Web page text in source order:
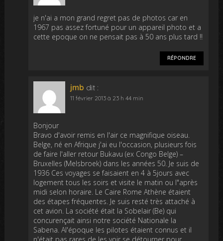
je n'ai a mon grand regret pas de photos car en
1967 pas assez fortuné pour un appareil photo et a
cette epoque on ne pensait pas à 50 ans plus tard !!
RÉPONDRE
jmb dit :
11 février 2013 à 23 h 44 min
Bonjour
Bravo d'avoir remis en l'air ce magnifique oiseau.
Belge, né en Afrique j'ai eu l'occasion, plusieurs fois
de faire l'aller retour Bukavu (ex Congo Belge) –
Bruxelles (Melsbroek) dans les années 50. Je suis de
1936 Ces voyages se faisaient en 4 à 5jours avec
logement tous les soirs et visite le matin ou l"après
midi selon horaire. Le Caire Rome Athène étaient
des étapes fréquentes. Je suis resté très attaché à
cet avion. La société était la Sobelair (Be) qui
concurençait ainsi notre société Nationale la
Sabena. Al'époque les pilotes étaient connus et il